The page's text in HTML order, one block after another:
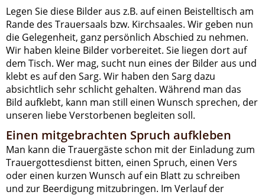
Legen Sie diese Bilder aus z.B. auf einen Beistelltisch am
Rande des Trauersaals bzw. Kirchsaales. Wir geben nun
die Gelegenheit, ganz persönlich Abschied zu nehmen.
Wir haben kleine Bilder vorbereitet. Sie liegen dort auf
dem Tisch. Wer mag, sucht nun eines der Bilder aus und
klebt es auf den Sarg. Wir haben den Sarg dazu
absichtlich sehr schlicht gehalten. Während man das
Bild aufklebt, kann man still einen Wunsch sprechen, der
unseren liebe Verstorbenen begleiten soll.
Einen mitgebrachten Spruch aufkleben
Man kann die Trauergäste schon mit der Einladung zum
Trauergottesdienst bitten, einen Spruch, einen Vers
oder einen kurzen Wunsch auf ein Blatt zu schreiben
und zur Beerdigung mitzubringen. Im Verlauf der